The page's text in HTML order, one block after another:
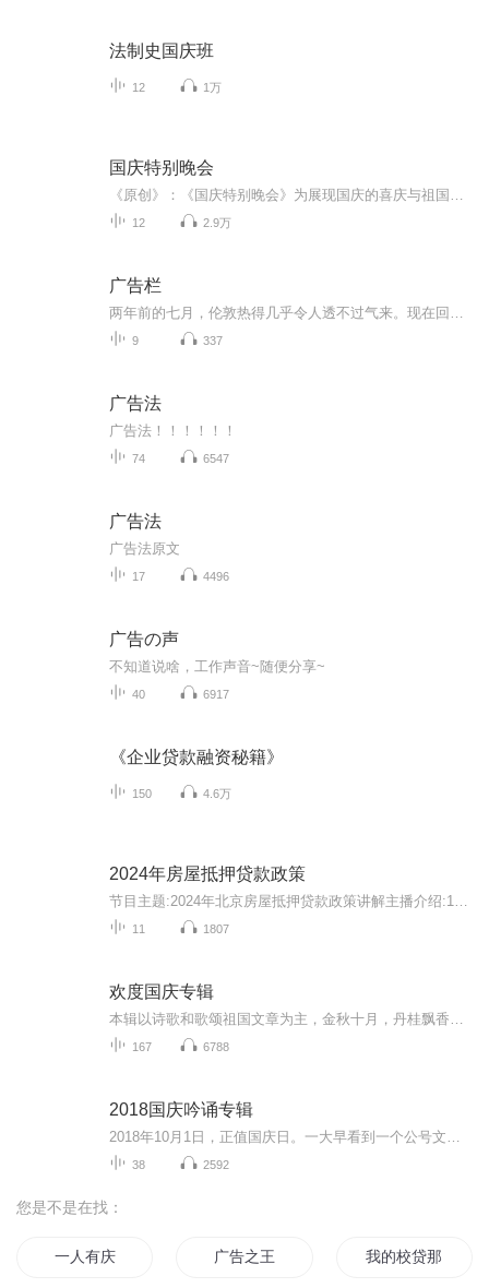
法制史国庆班
12 1万
国庆特别晚会
12 2.9万
广告栏
9 337
广告法
广告法！！！！！！
74 6547
广告法
广告法原文
17 4496
广告の声
不知道说啥，工作声音~随便分享~
40 6917
《企业贷款融资秘籍》
150 4.6万
2024年房屋抵押贷款政策
11 1807
欢度国庆专辑
167 6788
2018国庆吟诵专辑
38 2592
您是不是在找：
一人有庆 广告之王 我的校贷那些年